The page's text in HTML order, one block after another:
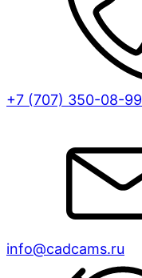
+7 (707) 350-08-99
info@cadcams.ru